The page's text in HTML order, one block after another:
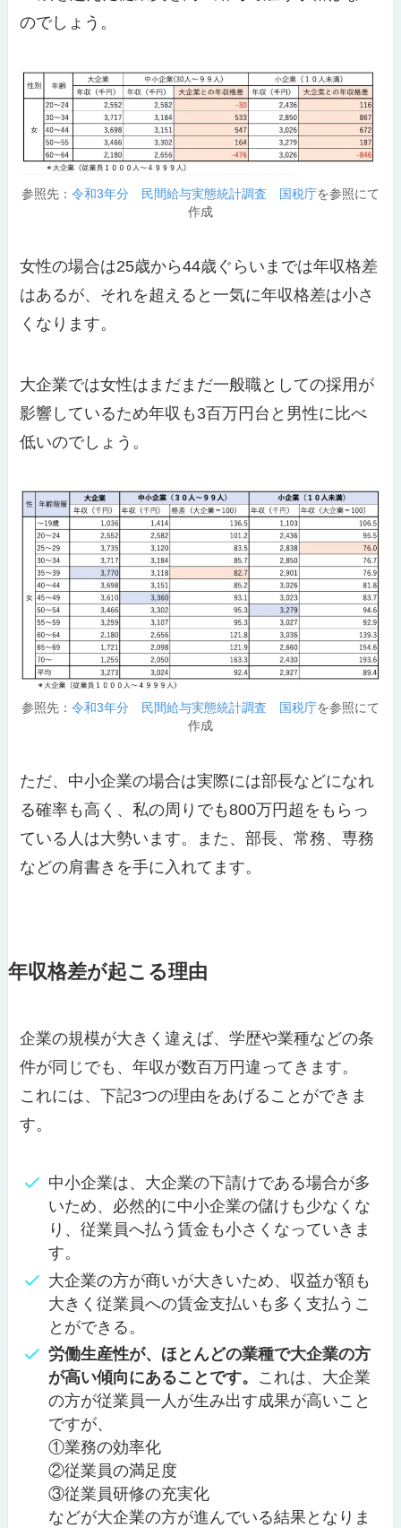
のでしょう。
参照先： 令和3年分 民間給与実態統計調査 国税庁を参照にて
作成
女性の場合は25歳から44歳ぐらいまでは年収格差
はあるが、それを超えると一気に年収格差は小さ
くなります。
大企業では女性はまだまだ一般職としての採用が
影響しているため年収も3百万円台と男性に比べ
低いのでしょう。
参照先： 令和3年分 民間給与実態統計調査 国税庁を参照にて
作成
ただ、中小企業の場合は実際には部長などになれ
る確率も高く、私の周りでも800万円超をもらっ
ている人は大勢います。また、部長、常務、専務
などの肩書きを手に入れてます。
年収格差が起こる理由
企業の規模が大きく違えば、学歴や業種などの条
件が同じでも、年収が数百万円違ってきます。
これには、下記3つの理由をあげることができま
す。
中小企業は、大企業の下請けである場合が多
いため、必然的に中小企業の儲けも少なくな
り、従業員へ払う賃金も小さくなっていきま
す。
大企業の方が商いが大きいため、収益が額も
大きく従業員への賃金支払いも多く支払うこ
とができる。
労働生産性が、ほとんどの業種で大企業の方
が高い傾向にあることです。
これは、大企業
の方が従業員一人が生み出す成果が高いこと
ですが、
①業務の効率化
②従業員の満足度
③従業員研修の充実化
などが大企業の方が進んでいる結果となりま